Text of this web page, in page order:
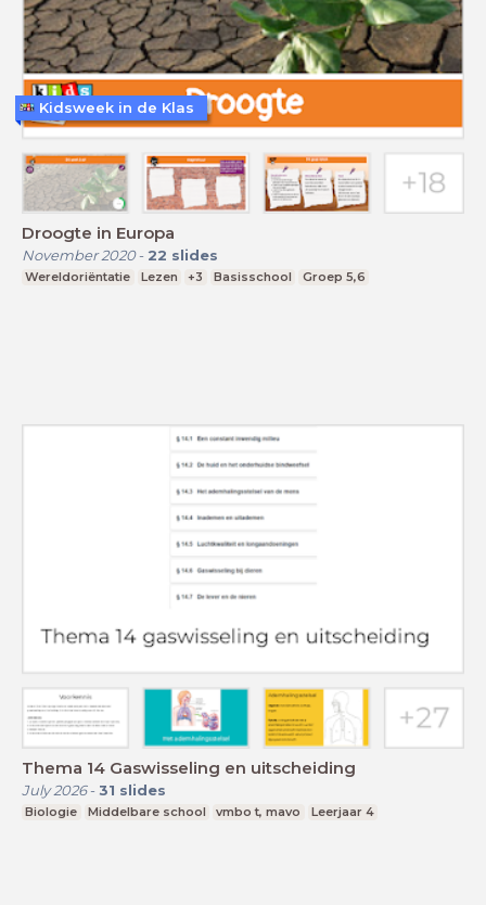
Droogte in Europa
November 2020- 22 slides
Wereldoriëntatie Lezen +3 Basisschool Groep 5,6
Kidsweek in de Klas
Thema 14 Gaswisseling en uitscheiding
July 2026- 31 slides
Biologie Middelbare school vmbo t, mavo Leerjaar 4